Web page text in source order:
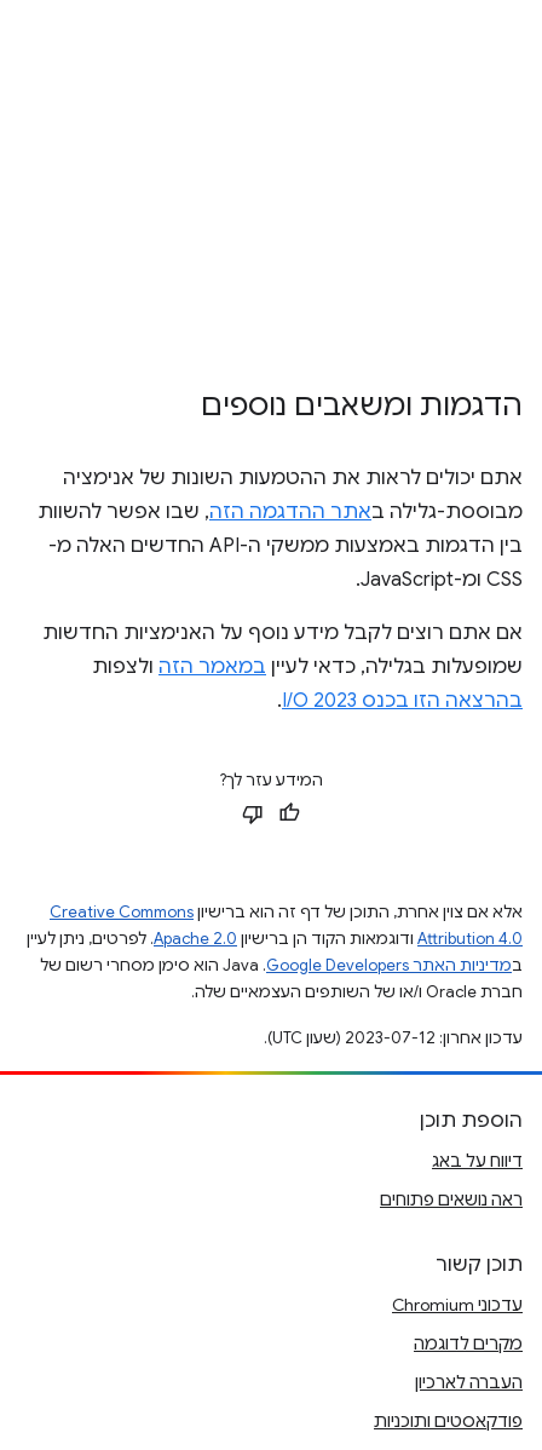
הדגמות ומשאבים נוספים
אתם יכולים לראות את ההטמעות השונות של אנימציה
מבוססת-גלילה באתר ההדגמה הזה, שבו אפשר להשוות
בין הדגמות באמצעות ממשקי ה-API החדשים האלה מ-
CSS ומ-JavaScript.
אם אתם רוצים לקבל מידע נוסף על האנימציות החדשות
שמופעלות בגלילה, כדאי לעיין במאמר הזה ולצפות
בהרצאה הזו בכנס I/O 2023
.
המידע עזר לך?
אלא אם צוין אחרת, התוכן של דף זה הוא ברישיוןCreative Commons
Attribution 4.0 ודוגמאות הקוד הן ברישיון Apache 2.0. לפרטים, ניתן לעיין
במדיניות האתר Google Developers‏
.‏ Java הוא סימן מסחרי רשום של
חברת Oracle ו/או של השותפים העצמאיים שלה.
עדכון אחרון: 2023-07-12 (שעון UTC).
הוספת תוכן
דיווח על באג
ראה נושאים פתוחים
תוכן קשור
עדכוני Chromium
מקרים לדוגמה
העברה לארכיון
פודקאסטים ותוכניות